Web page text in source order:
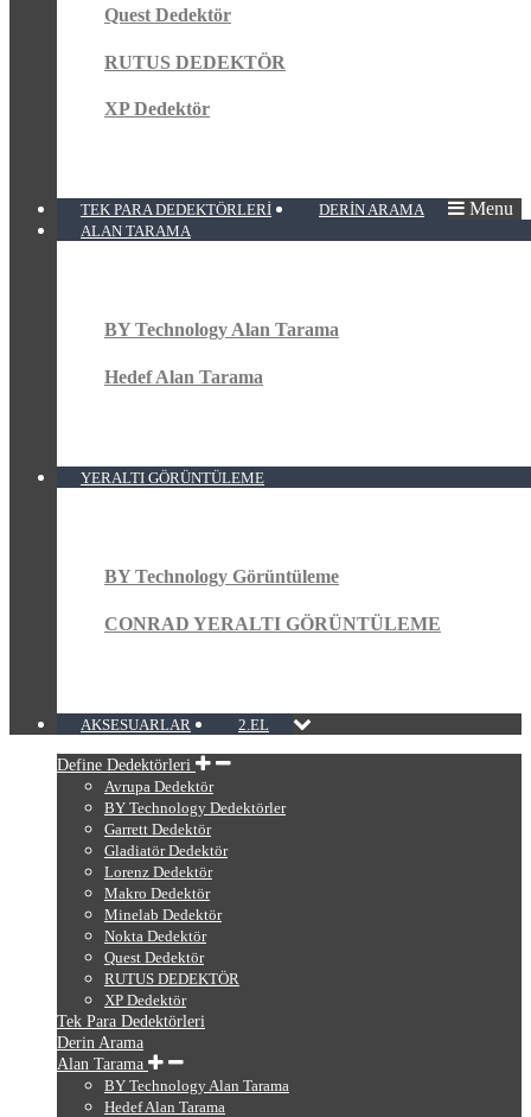
Quest Dedektör
RUTUS DEDEKTÖR
XP Dedektör
TEK PARA DEDEKTÖRLERI
DERIN ARAMA
ALAN TARAMA
BY Technology Alan Tarama
Hedef Alan Tarama
YERALTI GÖRÜNTÜLEME
BY Technology Görüntüleme
CONRAD YERALTI GÖRÜNTÜLEME
AKSESUARLAR 2.EL
Menu
Define Dedektörleri
Avrupa Dedektör
BY Technology Dedektörler
Garrett Dedektör
Gladiatör Dedektör
Lorenz Dedektör
Makro Dedektör
Minelab Dedektör
Nokta Dedektör
Quest Dedektör
RUTUS DEDEKTÖR
XP Dedektör
Tek Para Dedektörleri
Derin Arama
Alan Tarama
BY Technology Alan Tarama
Hedef Alan Tarama